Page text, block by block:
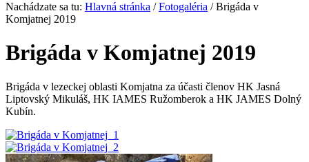
Nachádzate sa tu: Hlavná stránka /Fotogaléria /Brigáda v
Komjatnej 2019
Brigáda v Komjatnej 2019
Brigáda v lezeckej oblasti Komjatna za účasti členov HK Jasná
Liptovský Mikuláš, HK IAMES Ružomberok a HK JAMES Dolný
Kubín.